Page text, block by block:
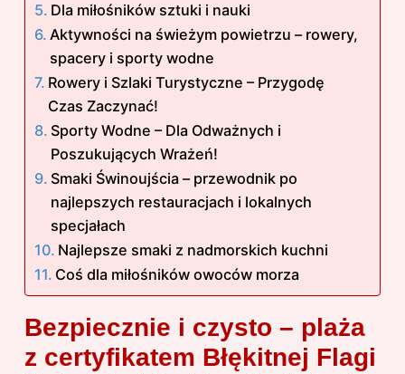
Dla miłośników sztuki i nauki
Aktywności na świeżym powietrzu – rowery,
spacery i sporty wodne
Rowery i Szlaki Turystyczne – Przygodę
Czas Zaczynać!
Sporty Wodne – Dla Odważnych i
Poszukujących Wrażeń!
Smaki Świnoujścia – przewodnik po
najlepszych restauracjach i lokalnych
specjałach
Najlepsze smaki z nadmorskich kuchni
Coś dla miłośników owoców morza
Bezpiecznie i czysto – plaża
z certyfikatem Błękitnej Flagi